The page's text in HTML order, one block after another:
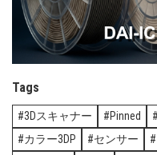
Tags
3Dスキャナー Pinned
カラー3DP
センサー